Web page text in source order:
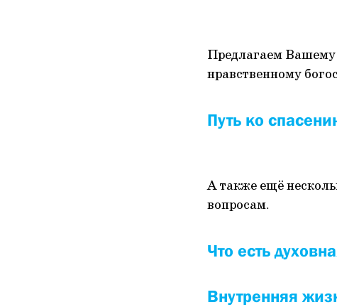
Предлагаем Вашему
нравственному
Путь ко
А также ещё
вопросам.
Что есть
Внутренняя